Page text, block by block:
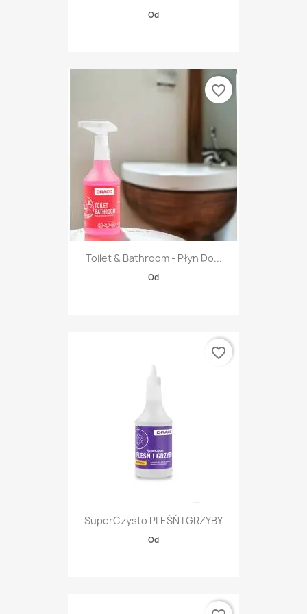
Od
Toilet & Bathroom - Płyn Do...
Od
favorite_border
SuperCzysto PLEŚŃ I GRZYBY
Od
favorite_border